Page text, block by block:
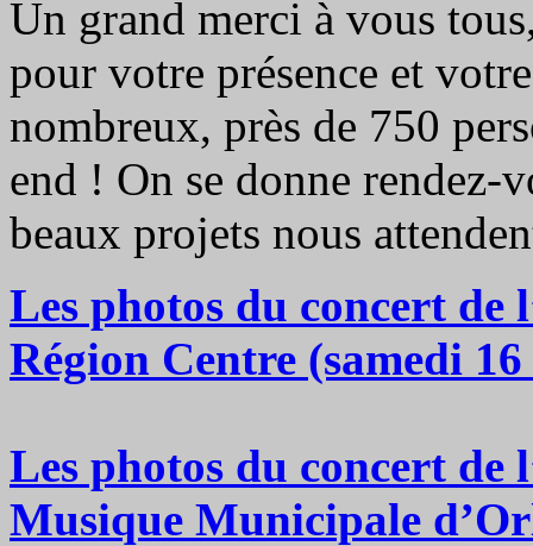
Un grand merci à vous
pour votre présence et
nombreux, près de 750
end ! On se donne
beaux projets nous
Les photos du concert de
Région Centre (samedi
Les photos du concert
Musique Municipale